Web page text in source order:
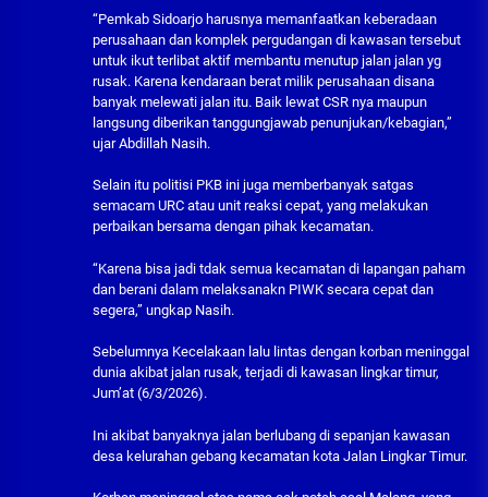
“Pemkab Sidoarjo harusnya memanfaatkan keberadaan
perusahaan dan komplek pergudangan di kawasan tersebut
untuk ikut terlibat aktif membantu menutup jalan jalan yg
rusak. Karena kendaraan berat milik perusahaan disana
banyak melewati jalan itu. Baik lewat CSR nya maupun
langsung diberikan tanggungjawab penunjukan/kebagian,”
ujar Abdillah Nasih.
Selain itu politisi PKB ini juga memberbanyak satgas
semacam URC atau unit reaksi cepat, yang melakukan
perbaikan bersama dengan pihak kecamatan.
“Karena bisa jadi tdak semua kecamatan di lapangan paham
dan berani dalam melaksanakn PIWK secara cepat dan
segera,” ungkap Nasih.
Sebelumnya Kecelakaan lalu lintas dengan korban meninggal
dunia akibat jalan rusak, terjadi di kawasan lingkar timur,
Jum’at (6/3/2026).
Ini akibat banyaknya jalan berlubang di sepanjan kawasan
desa kelurahan gebang kecamatan kota Jalan Lingkar Timur.